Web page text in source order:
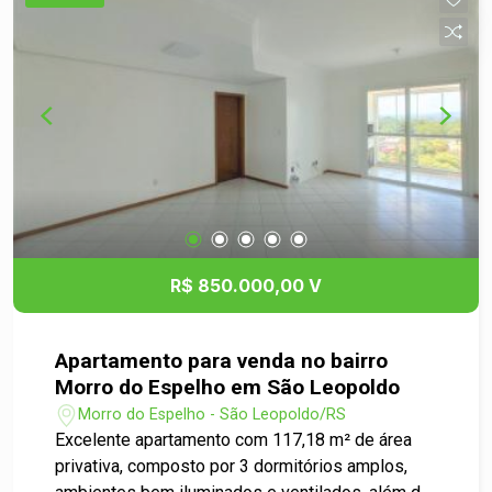
amplo e bem iluminado, com acabamentos de
decoração e mobília. Não perca mais tempo e
agende agora mesmo uma visita para conhecer
essa excelente oportunidade de locação de loja
comercial em São Leopoldo/RS! Entre em
contato conosco e saiba mais detalhes sobre
esse imóvel.
R$ 850.000,00 V
Apartamento para venda no bairro
Morro do Espelho em São Leopoldo
Morro do Espelho - São Leopoldo/RS
Excelente apartamento com 117,18 m² de área
privativa, composto por 3 dormitórios amplos,